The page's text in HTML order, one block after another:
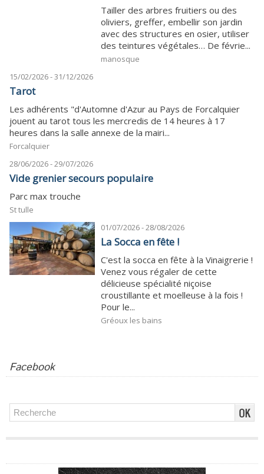
Tailler des arbres fruitiers ou des
oliviers, greffer, embellir son jardin
avec des structures en osier, utiliser
des teintures végétales… De févrie...
manosque
15/02/2026 - 31/12/2026
Tarot
Les adhérents "d'Automne d'Azur au Pays de Forcalquier
jouent au tarot tous les mercredis de 14 heures à 17
heures dans la salle annexe de la mairi...
Forcalquier
28/06/2026 - 29/07/2026
Vide grenier secours populaire
Parc max trouche
St tulle
01/07/2026 - 28/08/2026
La Socca en fête !
C'est la socca en fête à la Vinaigrerie !
Venez vous régaler de cette
délicieuse spécialité niçoise
croustillante et moelleuse à la fois !
Pour le...
Gréoux les bains
Facebook